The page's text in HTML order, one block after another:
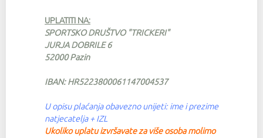
UPLATITI NA:
SPORTSKO DRUŠTVO "TRICKERI"
JURJA DOBRILE 6
52000 Pazin
IBAN: HR5223800061147004537
U opisu plaćanja obavezno unijeti: ime i prezime
natjecatelja + IZL
Ukoliko uplatu izvršavate za više osoba molimo